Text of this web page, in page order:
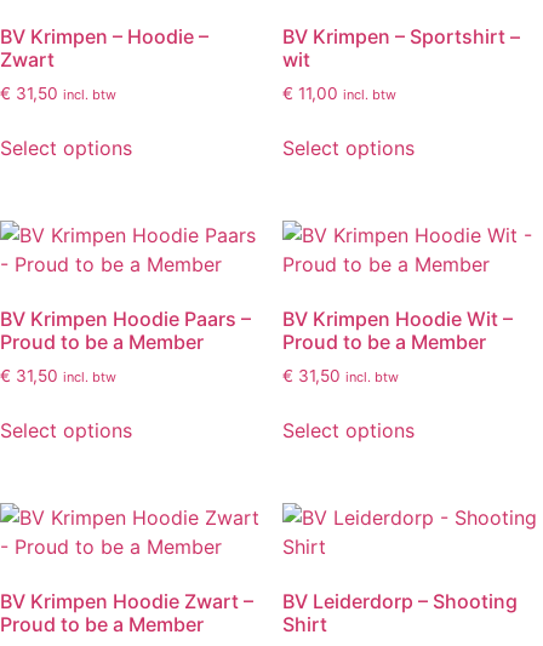
BV Krimpen – Hoodie –
Zwart
€ 31,50 incl. btw
Select options
BV Krimpen – Sportshirt –
wit
€ 11,00 incl. btw
Select options
BV Krimpen Hoodie Paars –
Proud to be a Member
€ 31,50 incl. btw
Select options
BV Krimpen Hoodie Wit –
Proud to be a Member
€ 31,50 incl. btw
Select options
BV Krimpen Hoodie Zwart –
Proud to be a Member
BV Leiderdorp – Shooting
Shirt